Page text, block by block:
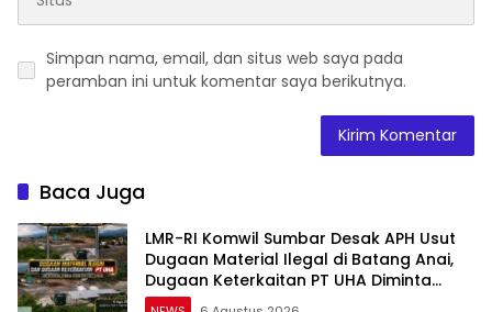
Simpan nama, email, dan situs web saya pada
peramban ini untuk komentar saya berikutnya.
Baca Juga
LMR-RI Komwil Sumbar Desak APH Usut
Dugaan Material Ilegal di Batang Anai,
Dugaan Keterkaitan PT UHA Diminta
Diselidiki Tuntas